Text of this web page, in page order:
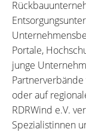
Portale,
junge
oder auf
RDRWind e.V.
Spezialistinnen